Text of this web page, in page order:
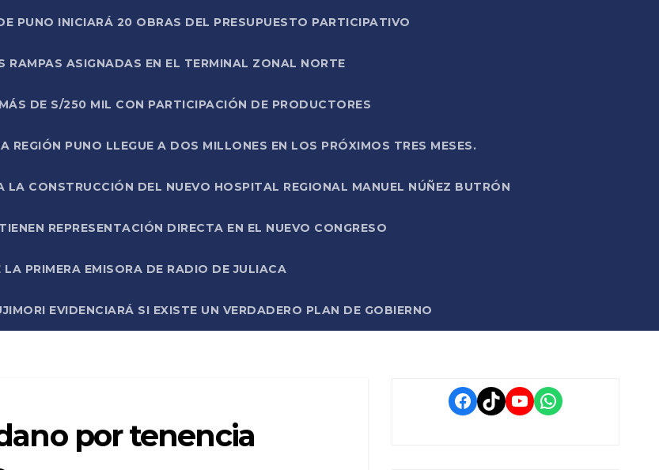
PUNO INICIARÁ 20 OBRAS DEL PRESUPUESTO PARTICIPATIVO
RAMPAS ASIGNADAS EN EL TERMINAL ZONAL NORTE
DE S/250 MIL CON PARTICIPACIÓN DE PRODUCTORES
REGIÓN PUNO LLEGUE A DOS MILLONES EN LOS PRÓXIMOS TRES MESES.
CONSTRUCCIÓN DEL NUEVO HOSPITAL REGIONAL MANUEL NÚÑEZ BUTRÓN
REPRESENTACIÓN DIRECTA EN EL NUEVO CONGRESO
PRIMERA EMISORA DE RADIO DE JULIACA
EVIDENCIARÁ SI EXISTE UN VERDADERO PLAN DE GOBIERNO
por tenencia
Facebook
TikTokYouTube
WhatsApp